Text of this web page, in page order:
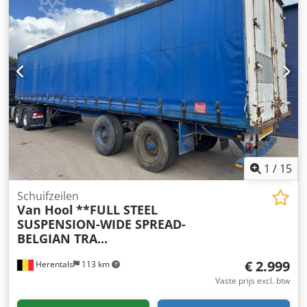
- Oprijplaten - Uitschuifbaar Bouwjaar: 12-4-1978
Chassisnummer: 3899 Kenteken: OX-84-88 APK/TÜV:
Uitschuifbaar Stalen vering Laadkleppen Codpfx
Ajyrrupogyoha = Verdere informatie = Asconfiguratie
Bandenmaat: 245/70R17.5 Vering: bladvering Achteras 1:
dubbellucht; Max. aslast: 8.000 kg Achteras 2: dubbellucht;
Max. aslast: 8.000 kg Achteras 3: dubbellucht; Max. aslast:
8.000 kg Gewichten Leeggewicht: 8.280 kg Laadvermogen:
30.720 kg GVW: 39.000 kg Staat Technische staat: goed
Optische staat: goed Identificatie Kenteken: OX-84-88
1 / 15
Herentals 113 km
Schuifzeilen
Van Hool **FULL STEEL
SUSPENSION-WIDE SPREAD-
BELGIAN TRA...
€ 2.999
Vaste prijs excl. btw